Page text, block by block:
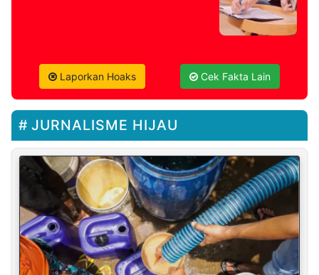
Laporkan Hoaks Cek Fakta Lain
JURNALISME HIJAU